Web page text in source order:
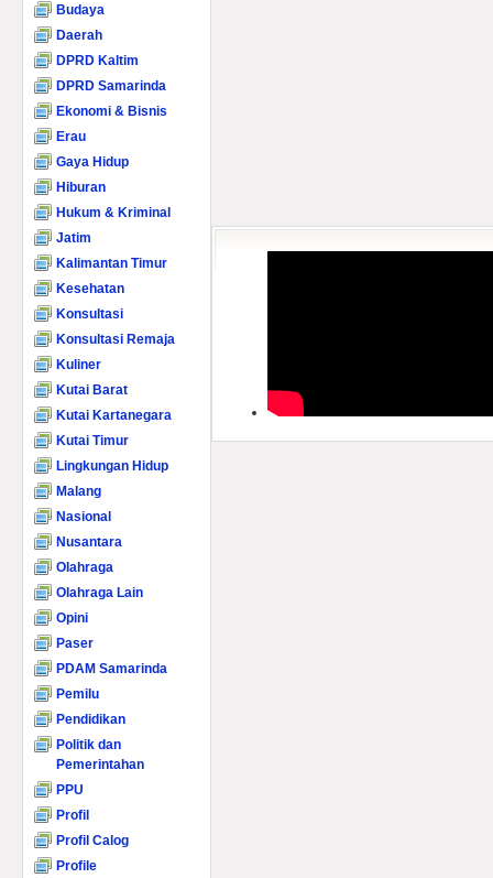
Budaya
Daerah
DPRD Kaltim
DPRD Samarinda
Ekonomi & Bisnis
Erau
Gaya Hidup
Hiburan
Hukum & Kriminal
Jatim
Kalimantan Timur
Kesehatan
Konsultasi
Konsultasi Remaja
Kuliner
Kutai Barat
Kutai Kartanegara
Kutai Timur
Lingkungan Hidup
Malang
Nasional
Nusantara
Olahraga
Olahraga Lain
Opini
Paser
PDAM Samarinda
Pemilu
Pendidikan
Politik dan
Pemerintahan
PPU
Profil
Profil Calog
Profile